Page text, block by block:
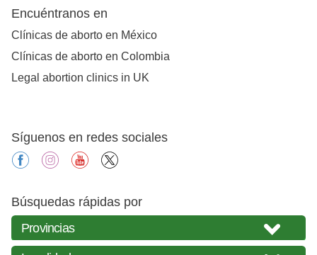
Encuéntranos en
Clínicas de aborto en México
Clínicas de aborto en Colombia
Legal abortion clinics in UK
Síguenos en redes sociales
facebookinstagramyoutube
Búsquedas rápidas por